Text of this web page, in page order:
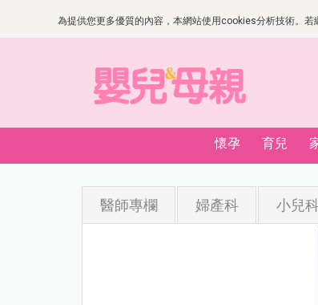
為提供您更多優質的內容，本網站使用cookies分析技術。
懷孕 育兒
醫師專欄 婦產科 小兒